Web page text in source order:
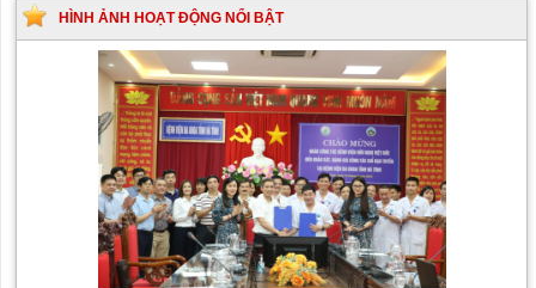
HÌNH ẢNH HOẠT ĐỘNG NỔI BẬT